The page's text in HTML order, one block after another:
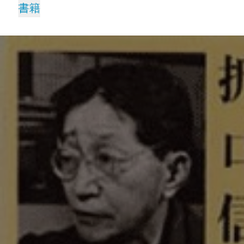
書籍